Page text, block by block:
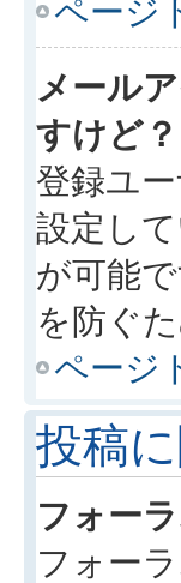
ページ
メール
すけど？
登録ユ
設定し
が可能
を防ぐた
ページ
投稿
フォー
フォー